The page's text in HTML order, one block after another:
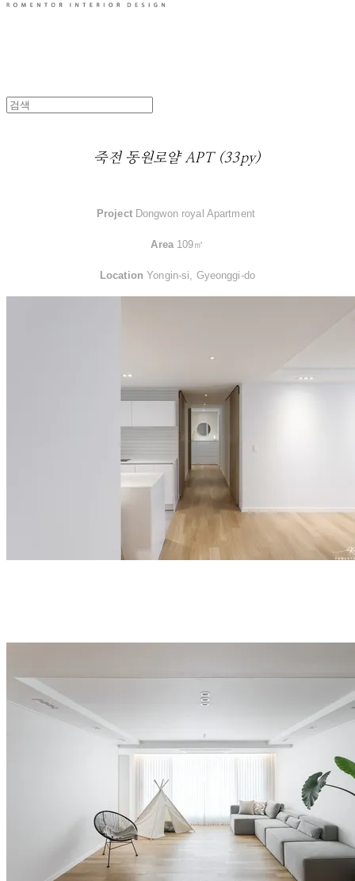
죽전 동원로얄 APT (33py)
ProjectDongwon royal Apartment ​
Area109㎡
Location Yongin-si, Gyeonggi-do